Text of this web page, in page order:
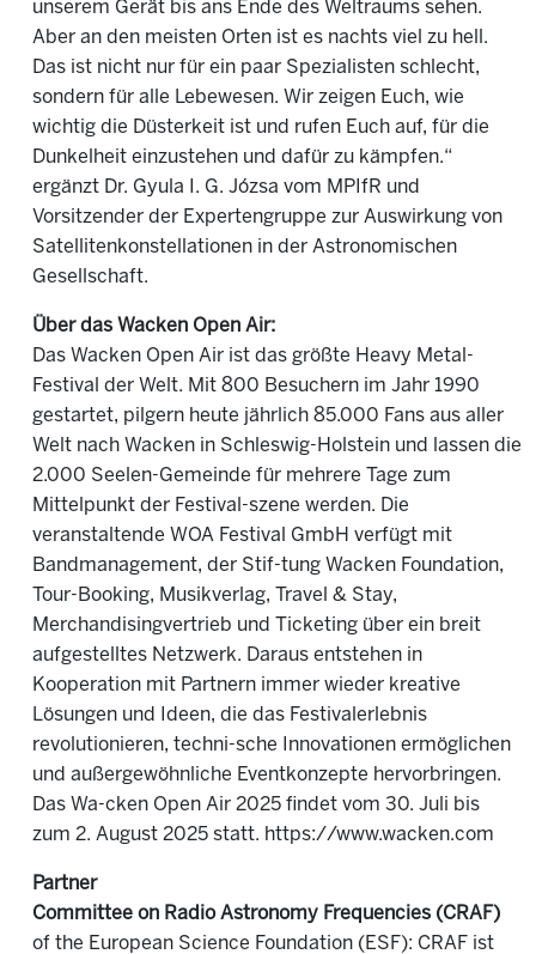
unserem Gerät bis ans Ende des Weltraums sehen.
Aber an den meisten Orten ist es nachts viel zu hell.
Das ist nicht nur für ein paar Spezialisten schlecht,
sondern für alle Lebewesen. Wir zeigen Euch, wie
wichtig die Düsterkeit ist und rufen Euch auf, für die
Dunkelheit einzustehen und dafür zu kämpfen.“
ergänzt Dr. Gyula I. G. Józsa vom MPIfR und
Vorsitzender der Expertengruppe zur Auswirkung von
Satellitenkonstellationen in der Astronomischen
Gesellschaft.
Über das Wacken Open Air:
Das Wacken Open Air ist das größte Heavy Metal-
Festival der Welt. Mit 800 Besuchern im Jahr 1990
gestartet, pilgern heute jährlich 85.000 Fans aus aller
Welt nach Wacken in Schleswig-Holstein und lassen die
2.000 Seelen-Gemeinde für mehrere Tage zum
Mittelpunkt der Festival-szene werden. Die
veranstaltende WOA Festival GmbH verfügt mit
Bandmanagement, der Stif-tung Wacken Foundation,
Tour-Booking, Musikverlag, Travel & Stay,
Merchandisingvertrieb und Ticketing über ein breit
aufgestelltes Netzwerk. Daraus entstehen in
Kooperation mit Partnern immer wieder kreative
Lösungen und Ideen, die das Festivalerlebnis
revolutionieren, techni-sche Innovationen ermöglichen
und außergewöhnliche Eventkonzepte hervorbringen.
Das Wa-cken Open Air 2025 findet vom 30. Juli bis
zum 2. August 2025 statt. https://www.wacken.com
Partner
Committee on Radio Astronomy Frequencies (CRAF)
of the European Science Foundation (ESF): CRAF ist